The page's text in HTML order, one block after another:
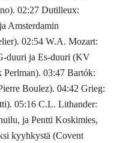
02:27 Dutilleux:
Amsterdamin
02:54 W.A. Mozart:
duuri ja Es-duuri (KV
03:47 Bartók:
Boulez). 04:42 Grieg:
05:16 C.L. Lithander:
ja Pentti Koskimies,
kyyhkystä (Covent